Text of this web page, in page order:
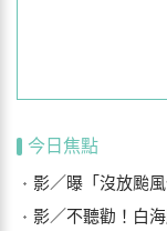
今日焦點
影／曝「沒放颱風
影／不聽勸！白海